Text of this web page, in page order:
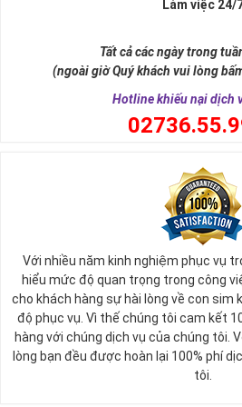
hồng mao. Bởi đây là con số đẹp nhất,
các số còn lại nó đại diện cho quyền
Sim Lục Quý 9 có ý
Làm việc 24/
Tất cả các ngày trong
(ngoài giờ Quý khách vui lòng
Hotline khiếu nại dịch
0
Với nhiều năm kinh nghiệm phục vụ
hiểu mức độ quan trọng trong công
cho khách hàng sự hài lòng về con sim
độ phục vụ. Vì thế chúng tôi cam kết
hàng với chúng dịch vụ của chúng tôi.
lòng bạn đều được hoàn lại 100% phí
tôi.